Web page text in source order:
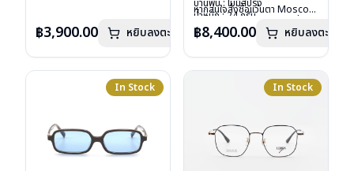
การรับประกัน : 1 ปี
฿3,900.00 หยิบลงตะกร้า
บานพับ : ไม่มีสปริง
น้ำหนัก : 24 กรัม
อุปกรณ์ : กล่องแว่น, กล่อง
กระดาษ, ผ้าเช็ดแว่น
การรับประกัน : 1 ปี
หากสนใจสั่งชื้อแว่นตา Moscot
ลงไว้กรุณาติดต่อเราคลิก
฿8,400.00 หยิบลงตะกร้า
In Stock In Stock